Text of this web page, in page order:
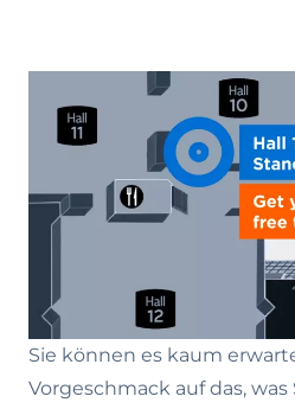
Sie können es kaum
Vorgeschmack auf das,